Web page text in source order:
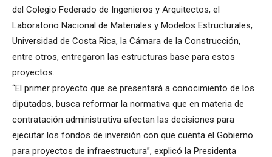
del Colegio Federado de Ingenieros y Arquitectos, el
Laboratorio Nacional de Materiales y Modelos Estructurales,
Universidad de Costa Rica, la Cámara de la Construcción,
entre otros, entregaron las estructuras base para estos
proyectos.
“El primer proyecto que se presentará a conocimiento de los
diputados, busca reformar la normativa que en materia de
contratación administrativa afectan las decisiones para
ejecutar los fondos de inversión con que cuenta el Gobierno
para proyectos de infraestructura”, explicó la Presidenta